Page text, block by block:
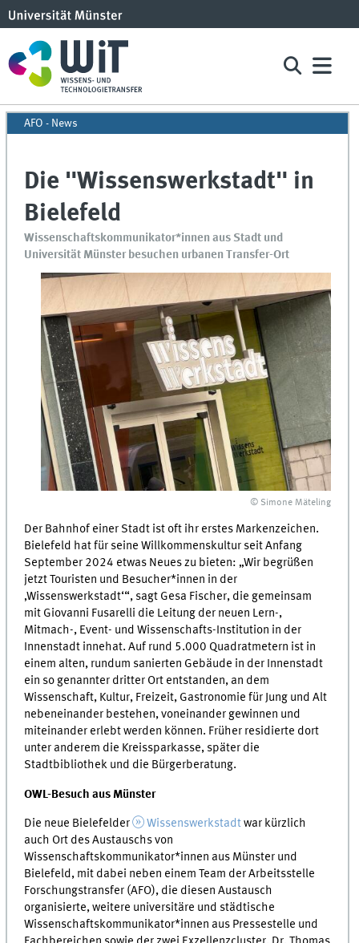
AFO - News
Die "Wissenswerkstadt" in
Bielefeld
Wissenschaftskommunikator*innen aus Stadt und
Universität Münster besuchen urbanen Transfer-Ort
© Simone Mäteling
Der Bahnhof einer Stadt ist oft ihr erstes Markenzeichen.
Bielefeld hat für seine Willkommenskultur seit Anfang
September 2024 etwas Neues zu bieten: „Wir begrüßen
jetzt Touristen und Besucher*innen in der
‚Wissenswerkstadt‘“, sagt Gesa Fischer, die gemeinsam
mit Giovanni Fusarelli die Leitung der neuen Lern-,
Mitmach-, Event- und Wissenschafts-Institution in der
Innenstadt innehat. Auf rund 5.000 Quadratmetern ist in
einem alten, rundum sanierten Gebäude in der Innenstadt
ein so genannter dritter Ort entstanden, an dem
Wissenschaft, Kultur, Freizeit, Gastronomie für Jung und Alt
nebeneinander bestehen, voneinander gewinnen und
miteinander erlebt werden können. Früher residierte dort
unter anderem die Kreissparkasse, später die
Stadtbibliothek und die Bürgerberatung.
OWL-Besuch aus Münster
Die neue Bielefelder Wissenswerkstadtwar kürzlich
auch Ort des Austauschs von
Wissenschaftskommunikator*innen aus Münster und
Bielefeld, mit dabei neben einem Team der Arbeitsstelle
Forschungstransfer (AFO), die diesen Austausch
organisierte, weitere universitäre und städtische
Wissenschaftskommunikator*innen aus Pressestelle und